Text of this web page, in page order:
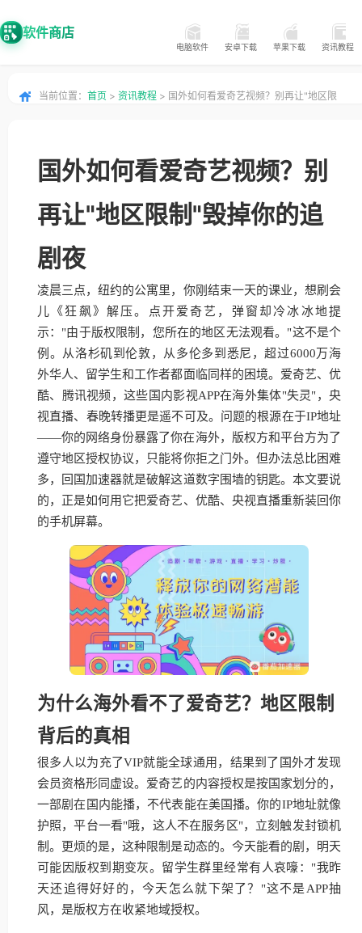
软件商店
电脑软件 安卓下载 苹果下载 资讯教程
当前位置： 首页 > 资讯教程 > 国外如何看爱奇艺视频？别再让"地区限
国外如何看爱奇艺视频？别
再让"地区限制"毁掉你的追
剧夜
凌晨三点，纽约的公寓里，你刚结束一天的课业，想刷会
儿《狂飙》解压。点开爱奇艺，弹窗却冷冰冰地提
示："由于版权限制，您所在的地区无法观看。"这不是个
例。从洛杉矶到伦敦，从多伦多到悉尼，超过6000万海
外华人、留学生和工作者都面临同样的困境。爱奇艺、优
酷、腾讯视频，这些国内影视APP在海外集体"失灵"，央
视直播、春晚转播更是遥不可及。问题的根源在于IP地址
——你的网络身份暴露了你在海外，版权方和平台方为了
遵守地区授权协议，只能将你拒之门外。但办法总比困难
多，回国加速器就是破解这道数字围墙的钥匙。本文要说
的，正是如何用它把爱奇艺、优酷、央视直播重新装回你
的手机屏幕。
为什么海外看不了爱奇艺？地区限制
背后的真相
很多人以为充了VIP就能全球通用，结果到了国外才发现
会员资格形同虚设。爱奇艺的内容授权是按国家划分的，
一部剧在国内能播，不代表能在美国播。你的IP地址就像
护照，平台一看"哦，这人不在服务区"，立刻触发封锁机
制。更烦的是，这种限制是动态的。今天能看的剧，明天
可能因版权到期变灰。留学生群里经常有人哀嚎："我昨
天还追得好好的，今天怎么就下架了？"这不是APP抽
风，是版权方在收紧地域授权。